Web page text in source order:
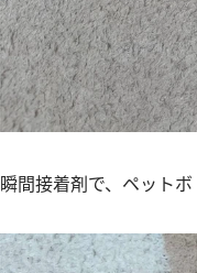
瞬間接着剤で、ペット